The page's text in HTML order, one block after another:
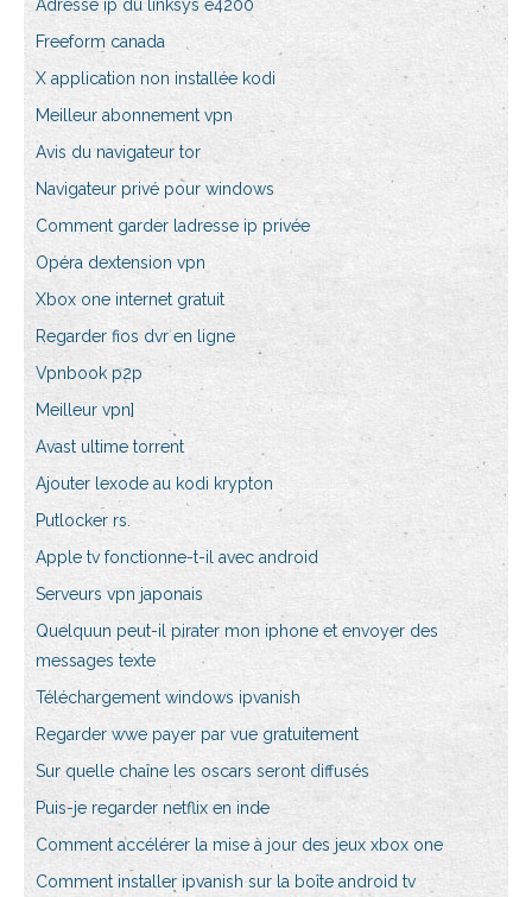
Adresse ip du linksys e4200
Freeform canada
X application non installée kodi
Meilleur abonnement vpn
Avis du navigateur tor
Navigateur privé pour windows
Comment garder ladresse ip privée
Opéra dextension vpn
Xbox one internet gratuit
Regarder fios dvr en ligne
Vpnbook p2p
Meilleur vpn]
Avast ultime torrent
Ajouter lexode au kodi krypton
Putlocker rs.
Apple tv fonctionne-t-il avec android
Serveurs vpn japonais
Quelquun peut-il pirater mon iphone et envoyer des
messages texte
Téléchargement windows ipvanish
Regarder wwe payer par vue gratuitement
Sur quelle chaîne les oscars seront diffusés
Puis-je regarder netflix en inde
Comment accélérer la mise à jour des jeux xbox one
Comment installer ipvanish sur la boîte android tv